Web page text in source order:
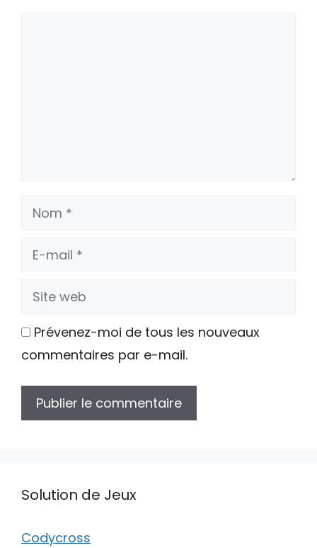
Nom
E-
Site
Prévenez-moi de tous les nouveaux
commentaires par e-mail.
Solution de Jeux
Codycross